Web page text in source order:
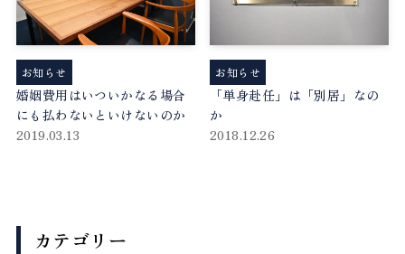
婚姻費用はいついかなる場合
にも払わないといけないのか
2019.03.13
お知らせ
「単身赴任」は「別居」なの
か
2018.12.26
お知らせ
カテゴリー